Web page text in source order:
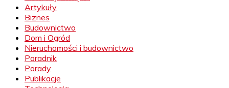
Artykuły
Biznes
Budownictwo
Dom i Ogród
Nieruchomości i budownictwo
Poradnik
Porady
Publikacje